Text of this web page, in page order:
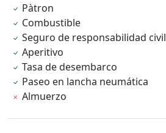
Pàtron
Combustible
Seguro de responsabilidad civil
Aperitivo
Tasa de desembarco
Paseo en lancha neumática
Almuerzo